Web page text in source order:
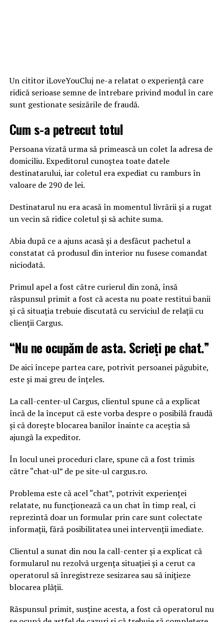
Un cititor iLoveYouCluj ne-a relatat o experiență care
ridică serioase semne de întrebare privind modul în care
sunt gestionate sesizările de fraudă.
Cum s-a petrecut totul
Persoana vizată urma să primească un colet la adresa de
domiciliu. Expeditorul cunoștea toate datele
destinatarului, iar coletul era expediat cu ramburs în
valoare de 290 de lei.
Destinatarul nu era acasă în momentul livrării și a rugat
un vecin să ridice coletul și să achite suma.
Abia după ce a ajuns acasă și a desfăcut pachetul a
constatat că produsul din interior nu fusese comandat
niciodată.
Primul apel a fost către curierul din zonă, însă
răspunsul primit a fost că acesta nu poate restitui banii
și că situația trebuie discutată cu serviciul de relații cu
clienții Cargus.
“Nu ne ocupăm de asta. Scrieți pe chat.”
De aici începe partea care, potrivit persoanei păgubite,
este și mai greu de înțeles.
La call-center-ul Cargus, clientul spune că a explicat
încă de la început că este vorba despre o posibilă fraudă
și că dorește blocarea banilor înainte ca aceștia să
ajungă la expeditor.
În locul unei proceduri clare, spune că a fost trimis
către “chat-ul” de pe site-ul cargus.ro.
Problema este că acel “chat”, potrivit experienței
relatate, nu funcționează ca un chat în timp real, ci
reprezintă doar un formular prin care sunt colectate
informații, fără posibilitatea unei intervenții imediate.
Clientul a sunat din nou la call-center și a explicat că
formularul nu rezolvă urgența situației și a cerut ca
operatorul să înregistreze sesizarea sau să inițieze
blocarea plății.
Răspunsul primit, susține acesta, a fost că operatorul nu